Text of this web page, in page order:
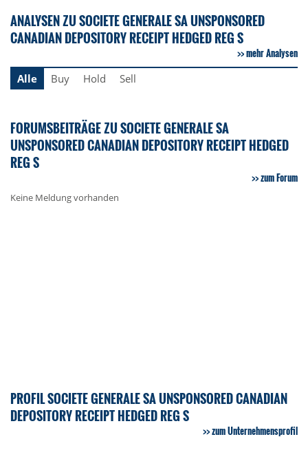
ANALYSEN ZU SOCIETE GENERALE SA UNSPONSORED
CANADIAN DEPOSITORY RECEIPT HEDGED REG S
mehr Analysen
Alle
Buy Hold Sell
FORUMSBEITRÄGE ZU SOCIETE GENERALE SA
UNSPONSORED CANADIAN DEPOSITORY RECEIPT HEDGED
REG S
zum Forum
Keine Meldung vorhanden
PROFIL SOCIETE GENERALE SA UNSPONSORED CANADIAN
DEPOSITORY RECEIPT HEDGED REG S
zum Unternehmensprofil